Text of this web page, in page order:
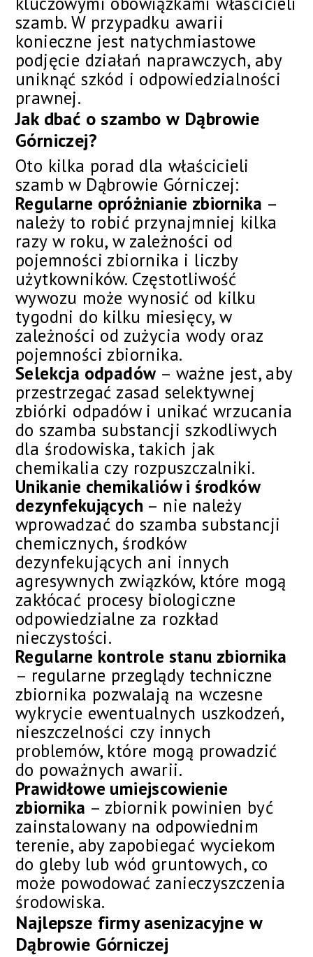
szamb. W przypadku awarii
konieczne jest natychmiastowe
podjęcie działań naprawczych, aby
uniknąć szkód i odpowiedzialności
prawnej.
Jak dbać o szambo w Dąbrowie
Górniczej?
Oto kilka porad dla właścicieli
szamb w Dąbrowie Górniczej:
Regularne opróżnianie zbiornika –
należy to robić przynajmniej kilka
razy w roku, w zależności od
pojemności zbiornika i liczby
użytkowników. Częstotliwość
wywozu może wynosić od kilku
tygodni do kilku miesięcy, w
zależności od zużycia wody oraz
pojemności zbiornika.
Selekcja odpadów – ważne jest, aby
przestrzegać zasad selektywnej
zbiórki odpadów i unikać wrzucania
do szamba substancji szkodliwych
dla środowiska, takich jak
chemikalia czy rozpuszczalniki.
Unikanie chemikaliów i środków
dezynfekujących – nie należy
wprowadzać do szamba substancji
chemicznych, środków
dezynfekujących ani innych
agresywnych związków, które mogą
zakłócać procesy biologiczne
odpowiedzialne za rozkład
nieczystości.
Regularne kontrole stanu zbiornika
– regularne przeglądy techniczne
zbiornika pozwalają na wczesne
wykrycie ewentualnych uszkodzeń,
nieszczelności czy innych
problemów, które mogą prowadzić
do poważnych awarii.
Prawidłowe umiejscowienie
zbiornika – zbiornik powinien być
zainstalowany na odpowiednim
terenie, aby zapobiegać wyciekom
do gleby lub wód gruntowych, co
może powodować zanieczyszczenia
środowiska.
Najlepsze firmy asenizacyjne w
Dąbrowie Górniczej